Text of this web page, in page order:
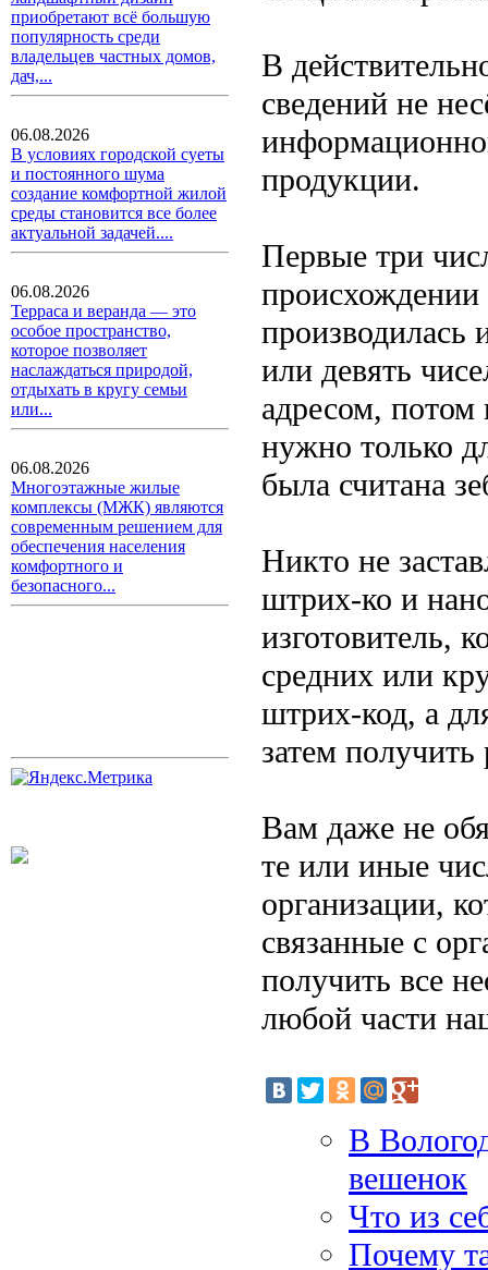
приобретают всё большую
популярность среди
владельцев частных домов,
дач,...
06.08.2026
В условиях городской суеты
и постоянного шума
создание комфортной жилой
среды становится все более
актуальной задачей....
06.08.2026
Терраса и веранда — это
особое пространство,
которое позволяет
наслаждаться природой,
отдыхать в кругу семьи
или...
06.08.2026
Многоэтажные жилые
комплексы (МЖК) являются
современным решением для
обеспечения населения
комфортного и
безопасного...
В
сведений не
продукции.
Первые три
происхождении
или девять
адресом, потом
нужно только
была считана
Никто не
штрих-ко и
изготовитель,
средних или
штрих-код, а
затем
Вам даже не
те или иные
организации,
связанные с
получить все
любой части
В
вешенок
Что из
Почему